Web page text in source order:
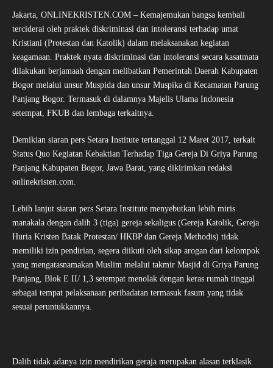
Jakarta, ONLINEKRISTEN.COM – Kemajemukan bangsa kembali
terciderai oleh praktek diskriminasi dan intoleransi terhadap umat
Kristiani (Protestan dan Katolik) dalam melaksanakan kegiatan
keagamaan. Praktek nyata diskriminasi dan intoleransi secara kasatmata
dilakukan berjamaah dengan melibatkan Pemerintah Daerah Kabupaten
Bogor melalui unsur Muspida dan unsur Muspika di Kecamatan Parung
Panjang Bogor. Termasuk di dalamnya Majelis Ulama Indonesia
setempat, FKUB dan lembaga terkaitnya.
Demikian siaran pers Setara Institute tertanggal 12 Maret 2017, terkait
Status Quo Kegiatan Kebaktian Terhadap Tiga Gereja Di Griya Parung
Panjang Kabupaten Bogor, Jawa Barat, yang dikirimkan redaksi
onlinekristen.com.
Lebih lanjut siaran pers Setara Institute menyebutkan lebih miris
manakala dengan dalih 3 (tiga) gereja sekaligus (Gereja Katolik, Gereja
Huria Kristen Batak Protestan/ HKBP dan Gereja Methodis) tidak
memiliki izin pendirian, segera diikuti oleh sikap arogan dari kelompok
yang mengatasnamakan Muslim melalui takmir Masjid di Griya Parung
Panjang, Blok E II/ 1,3 setempat menolak dengan keras rumah tinggal
sebagai tempat pelaksanaan peribadatan termasuk fasum yang tidak
sesuai peruntukkannya.
Dalih tidak adanya izin mendirikan geraja merupakan alasan terklasik